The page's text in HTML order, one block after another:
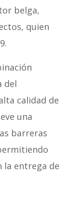
belga,
quien
del
calidad de
una
barreras
la entrega de